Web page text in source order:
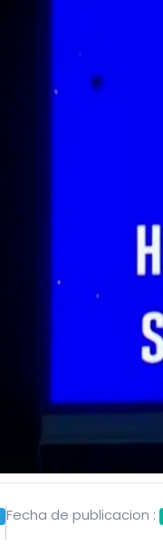
Fecha de publicacion :